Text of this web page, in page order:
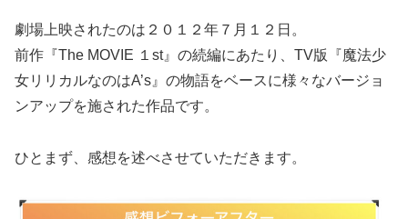
劇場上映されたのは２０１２年７月１２日。
前作『The MOVIE １st』の続編にあたり、TV版『魔法少
女リリカルなのはA’s』の物語をベースに様々なバージョ
ンアップを施された作品です。
ひとまず、感想を述べさせていただきます。